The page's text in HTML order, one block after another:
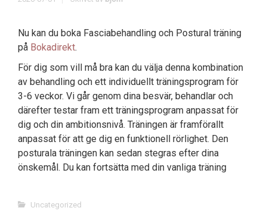
Nu kan du boka Fasciabehandling och Postural träning
på Bokadirekt.
För dig som vill må bra kan du välja denna kombination
av behandling och ett individuellt träningsprogram för
3-6 veckor. Vi går genom dina besvär, behandlar och
därefter testar fram ett träningsprogram anpassat för
dig och din ambitionsnivå. Träningen är framförallt
anpassat för att ge dig en funktionell rörlighet. Den
posturala träningen kan sedan stegras efter dina
önskemål. Du kan fortsätta med din vanliga träning
Uncategorized